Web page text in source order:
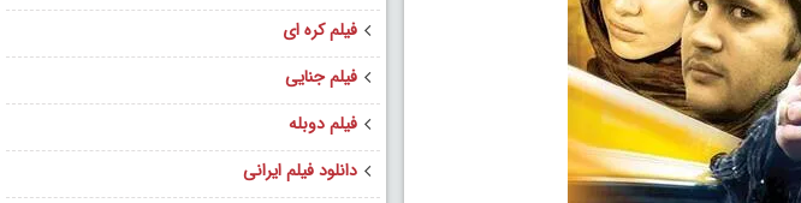
فیلم کره ای
فیلم جنایی
فیلم دوبله
دانلود فیلم ایرانی